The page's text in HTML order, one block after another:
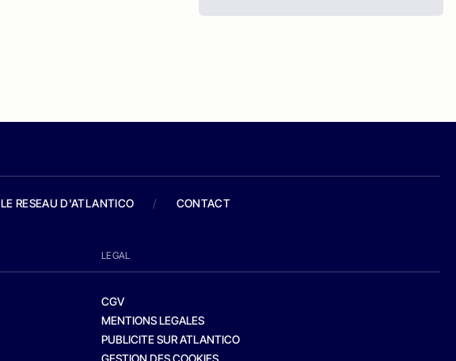
LE RESEAU D'ATLANTICO / CONTACT
LEGAL
CGV
MENTIONS LEGALES
PUBLICITE SUR ATLANTICO
GESTION DES COOKIES